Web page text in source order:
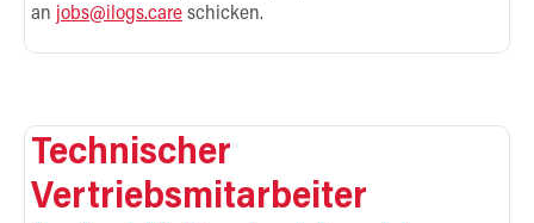
an jobs@ilogs.care schicken.
Technischer
Vertriebsmitarbeiter